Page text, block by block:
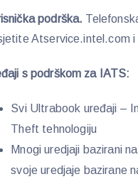
podrška.
Atservice.intel.com
s podrškom za IATS:
Svi Ultrabook uređaji –
Theft tehnologiju
Mnogi uredjaji bazirani
svoje uredjaje bazirane